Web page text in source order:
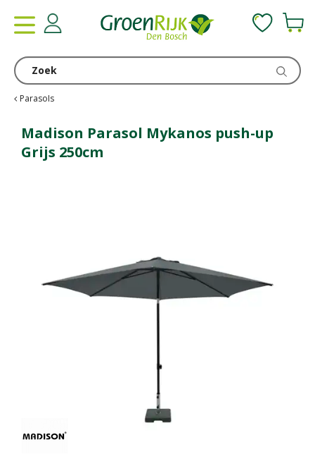
Parasols
Madison Parasol Mykanos push-up
Grijs 250cm